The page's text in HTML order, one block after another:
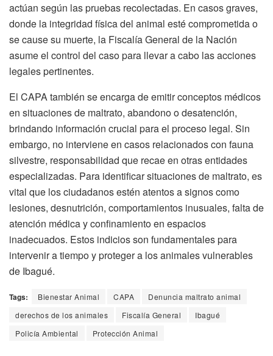
actúan según las pruebas recolectadas. En casos graves,
donde la integridad física del animal esté comprometida o
se cause su muerte, la Fiscalía General de la Nación
asume el control del caso para llevar a cabo las acciones
legales pertinentes.
El CAPA también se encarga de emitir conceptos médicos
en situaciones de maltrato, abandono o desatención,
brindando información crucial para el proceso legal. Sin
embargo, no interviene en casos relacionados con fauna
silvestre, responsabilidad que recae en otras entidades
especializadas. Para identificar situaciones de maltrato, es
vital que los ciudadanos estén atentos a signos como
lesiones, desnutrición, comportamientos inusuales, falta de
atención médica y confinamiento en espacios
inadecuados. Estos indicios son fundamentales para
intervenir a tiempo y proteger a los animales vulnerables
de Ibagué.
Tags: Bienestar Animal CAPA
Denuncia maltrato animal
derechos de los animales
Fiscalía General
Ibagué
Policía Ambiental
Protección Animal